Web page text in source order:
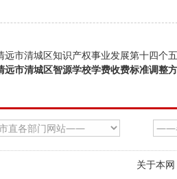
远市清城区知识产权事业发展第十四个
远市清城区智源学校学费收费标准调整
关于本网